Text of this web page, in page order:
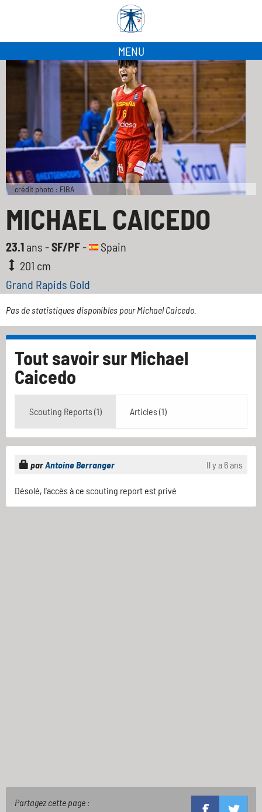
MENU
crédit photo : FIBA
MICHAEL CAICEDO
23.1 ans -SF/PF-
Spain
201 cm
Grand Rapids Gold
Pas de statistiques disponibles pour Michael Caicedo.
Tout savoir surMichael
Caicedo
Scouting Reports (1) Articles (1)
parAntoine Berranger Il y a 6 ans
Désolé, l'accès à ce scouting report est privé
Partagez cette page :